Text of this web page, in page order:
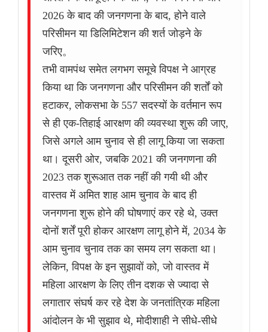
2026 के बाद की जनगणना के बाद, होने वाले
परिसीमन या डिलिमिटेशन की शर्त जोड़ने के
जरिए。
तभी वामपंथ समेत लगभग समूचे विपक्ष ने आग्रह
किया था कि जनगणना और परिसीमन की शर्तों को
हटाकर, लोकसभा के 557 सदस्यों के वर्तमान रूप
से ही एक-तिहाई आरक्षण की व्यवस्था शुरू की जाए,
जिसे अगले आम चुनाव से ही लागू किया जा सकता
था। दूसरी ओर, जबकि 2021 की जनगणना की
2023 तक शुरूआत तक नहीं की गयी थी और
वास्तव में अमित शाह आम चुनाव के बाद ही
जनगणना शुरू होने की घोषणाएं कर रहे थे, उक्त
दोनों शर्तें पूरी होकर आरक्षण लागू होने में, 2034 के
आम चुनाव चुनाव तक का समय लग सकता था।
लेकिन, विपक्ष के इन सुझावों को, जो वास्तव में
महिला आरक्षण के लिए तीन दशक से ज्यादा से
लगातार संघर्ष कर रहे देश के जनतांत्रिक महिला
आंदोलन के भी सुझाव थे, मोदीशाही ने सीधे-सीधे